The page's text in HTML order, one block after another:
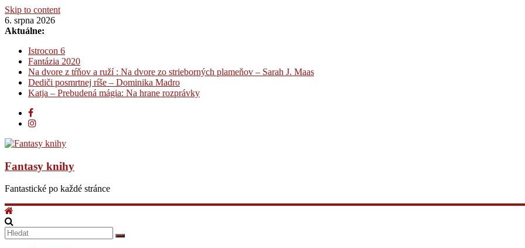
Skip to content
6. srpna 2026
Aktuálne:
Istrocon 6
Fantázia 2020
Na dvore z tŕňov a ruží : Na dvore zo strieborných plameňov – Sarah J. Maas
Dediči posmrtnej ríše – Dominika Madro
Katja – Prebudená mágia: Na hrane rozprávky
Fantasy knihy
Fantastické po každé stránce